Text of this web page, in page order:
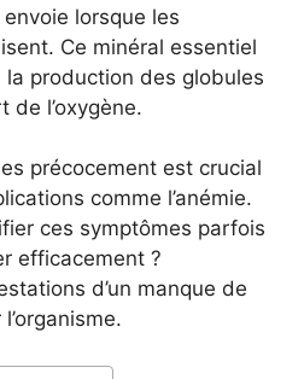
lorsque les
Ce minéral essentiel
la production des globules
de l’oxygène.
précocement est crucial
comme l’anémie.
ces symptômes parfois
efficacement ?
d’un manque de